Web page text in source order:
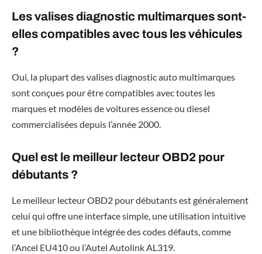
Les valises diagnostic multimarques sont-
elles compatibles avec tous les véhicules
?
Oui, la plupart des valises diagnostic auto multimarques
sont conçues pour être compatibles avec toutes les
marques et modèles de voitures essence ou diesel
commercialisées depuis l’année 2000.
Quel est le meilleur lecteur OBD2 pour
débutants ?
Le meilleur lecteur OBD2 pour débutants est généralement
celui qui offre une interface simple, une utilisation intuitive
et une bibliothèque intégrée des codes défauts, comme
l’Ancel EU410 ou l’Autel Autolink AL319.